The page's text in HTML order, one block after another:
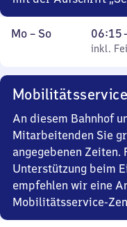
Montag
Mo – So,
inkl. Feiertage
06:15
Von
6
bis
22
Uhr
15
inkl.
Mobilitätsservice
An diesem Bahnhof
Mitarbeitenden Sie
angegebenen Zeiten.
Unterstützung beim
empfehlen wir eine
Mobilitätsservice-